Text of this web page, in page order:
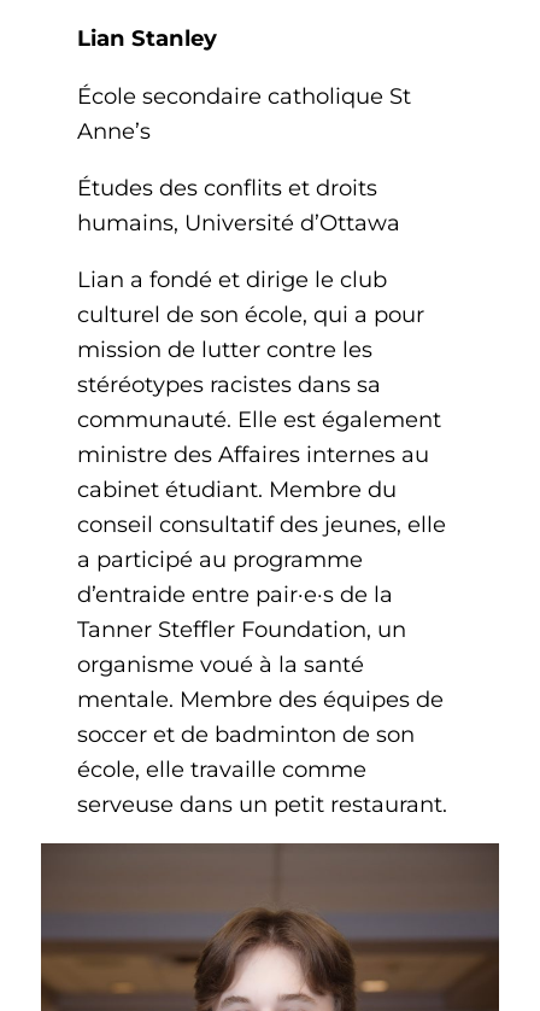
Lian Stanley
École secondaire catholique St
Anne’s
Études des conflits et droits
humains, Université d’Ottawa
Lian a fondé et dirige le club
culturel de son école, qui a pour
mission de lutter contre les
stéréotypes racistes dans sa
communauté. Elle est également
ministre des Affaires internes au
cabinet étudiant. Membre du
conseil consultatif des jeunes, elle
a participé au programme
d’entraide entre pair·e·s de la
Tanner Steffler Foundation, un
organisme voué à la santé
mentale. Membre des équipes de
soccer et de badminton de son
école, elle travaille comme
serveuse dans un petit restaurant.